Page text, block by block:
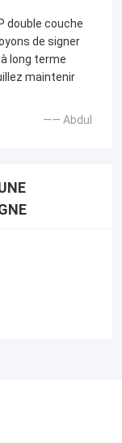
double couche
de signer
long terme
maintenir
—— Abdul